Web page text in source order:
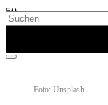
Foto: Unsplash